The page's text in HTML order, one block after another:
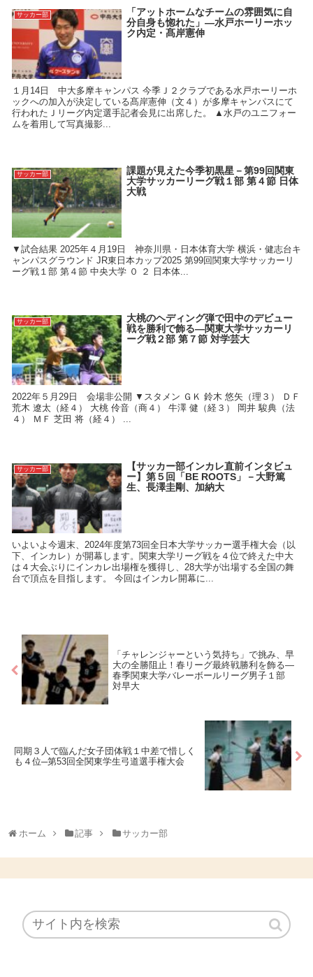
サッカー部
「アットホームなチームの雰囲気に自
分自身も惚れた」—水戸ホーリーホッ
ク内定・髙岸憲伸
１月14日 中大多摩キャンパス 今季Ｊ２クラブである水戸ホーリーホ
ックへの加入が決定している髙岸憲伸（文４）が多摩キャンパスにて
行われたＪリーグ内定選手記者会見に出席した。 ▲水戸のユニフォー
ムを着用して写真撮影...
サッカー部
課題が見えた今季初黒星－第99回関東
大学サッカーリーグ戦１部 第４節 日体
大戦
▼試合結果 2025年４月19日 神奈川県・日本体育大学 横浜・健志台キ
ャンパスグラウンド JR東日本カップ2025 第99回関東大学サッカーリ
ーグ戦１部 第４節 中央大学 ０ ２ 日本体...
サッカー部
大桃のヘディング弾で田中のデビュー
戦を勝利で飾る―関東大学サッカーリ
ーグ戦２部 第７節 対学芸大
2022年５月29日 会場非公開 ▼スタメン ＧＫ 鈴木 悠矢（理３） ＤＦ
荒木 遼太（経４） 大桃 伶音（商４） 牛澤 健（経３） 岡井 駿典（法
４） ＭＦ 芝田 将（経４） ...
サッカー部
【サッカー部インカレ直前インタビュ
ー】第５回「BE ROOTS」－大野篤
生、長澤圭剛、加納大
いよいよ今週末、2024年度第73回全日本大学サッカー選手権大会（以
下、インカレ）が開幕します。関東大学リーグ戦を４位で終えた中大
は４大会ぶりにインカレ出場権を獲得し、28大学が出場する全国の舞
台で頂点を目指します。 今回はインカレ開幕に...
「チャレンジャーという気持ち」で挑み、早
大の全勝阻止！春リーグ最終戦勝利を飾る―
春季関東大学バレーボールリーグ男子１部
対早大
同期３人で臨んだ女子団体戦１中差で惜しく
も４位─第53回全関東学生弓道選手権大会
ホーム 記事 サッカー部